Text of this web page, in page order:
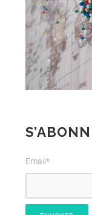
Email*